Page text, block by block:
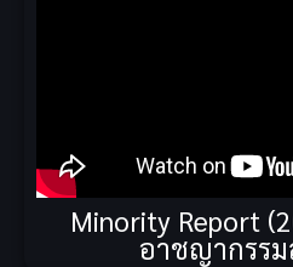
Minority Report
อาชญากรร